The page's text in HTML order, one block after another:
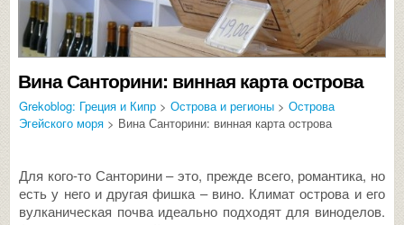
Вина Санторини: винная карта острова
Grekoblog: Греция и Кипр > Острова и регионы > Острова
Эгейского моря > Вина Санторини: винная карта острова
Для кого-то Санторини – это, прежде всего, романтика, но
есть у него и другая фишка – вино. Климат острова и его
вулканическая почва идеально подходят для виноделов.